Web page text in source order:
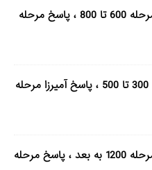
جواب بازی آمیرزا مرحله 600 تا 800 ، پاسخ مرحله
جواب آمیرزا مرحله 300 تا 500 ، پاسخ آمیرزا مرحله
جواب بازی آمیرزا مرحله 1200 به بعد ، پاسخ مرحله